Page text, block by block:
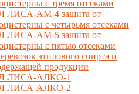
с тремя отсеками
ЛИСА-AM-4 защита от
с четырьмя отсеками
ЛИСА-AM-5 защита от
с пятью отсеками
этилового спирта и
продукции
ЛИСА-AЛКО-1
ЛИСА-АЛКО-2